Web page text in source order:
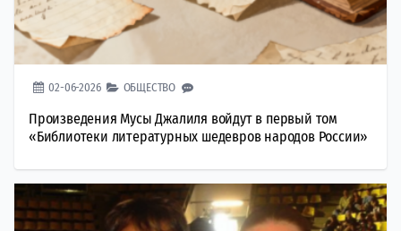
02-06-2026 ОБЩЕСТВО
Произведения Мусы Джалиля войдут в первый том
«Библиотеки литературных шедевров народов России»